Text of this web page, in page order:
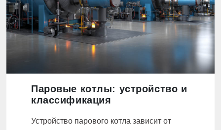
Паровые котлы: устройство и
классификация
Устройство парового котла зависит от